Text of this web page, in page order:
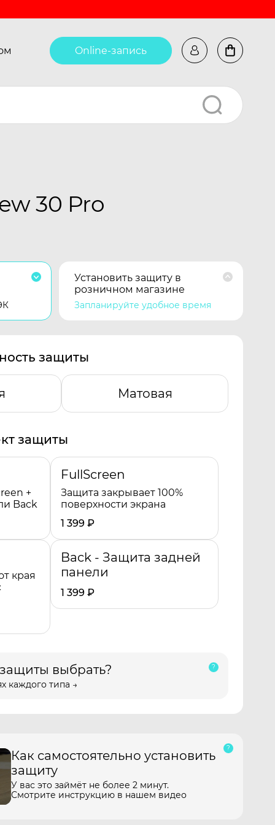
Online-запись
30 Pro
Установить защиту в
розничном магазине
Запланируйте удобное время
защиты
Матовая
защиты
+
Back
FullScreen
Защита закрывает 100%
поверхности экрана
1 399 ₽
края
Back - Защита задней
панели
1 399 ₽
выбрать?
каждого типа →
Как самостоятельно установить
защиту
У вас это займёт не более 2 минут.
Смотрите инструкцию в нашем видео